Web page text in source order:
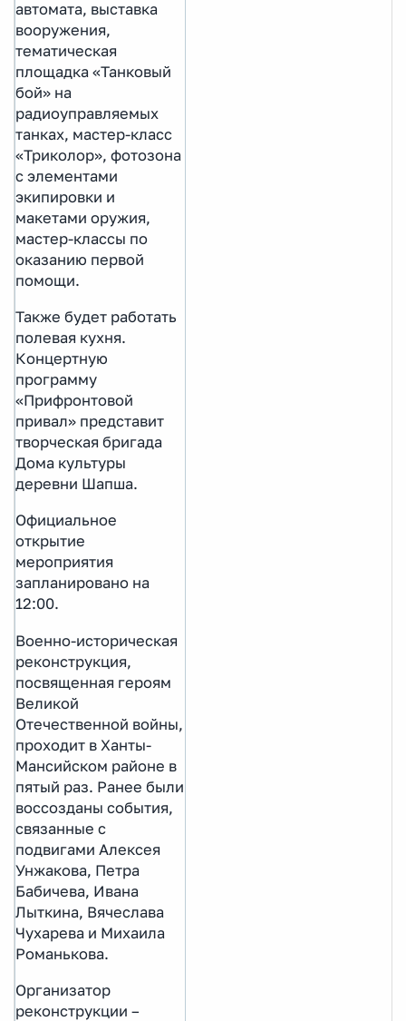
автомата, выставка
вооружения,
тематическая
площадка «Танковый
бой» на
радиоуправляемых
танках, мастер-класс
«Триколор», фотозона
с элементами
экипировки и
макетами оружия,
мастер-классы по
оказанию первой
помощи.
Также будет работать
полевая кухня.
Концертную
программу
«Прифронтовой
привал» представит
творческая бригада
Дома культуры
деревни Шапша.
Официальное
открытие
мероприятия
запланировано на
12:00.
Военно-историческая
реконструкция,
посвященная героям
Великой
Отечественной войны,
проходит в Ханты-
Мансийском районе в
пятый раз. Ранее были
воссозданы события,
связанные с
подвигами Алексея
Унжакова, Петра
Бабичева, Ивана
Лыткина, Вячеслава
Чухарева и Михаила
Романькова.
Организатор
реконструкции –